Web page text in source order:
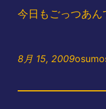
今日もごっつあん
8月 15, 2009